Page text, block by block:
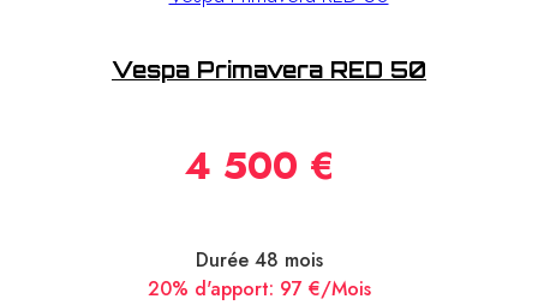
Vespa Primavera RED 50
4 500 €
Durée 48 mois
20% d'apport: 97 €/Mois